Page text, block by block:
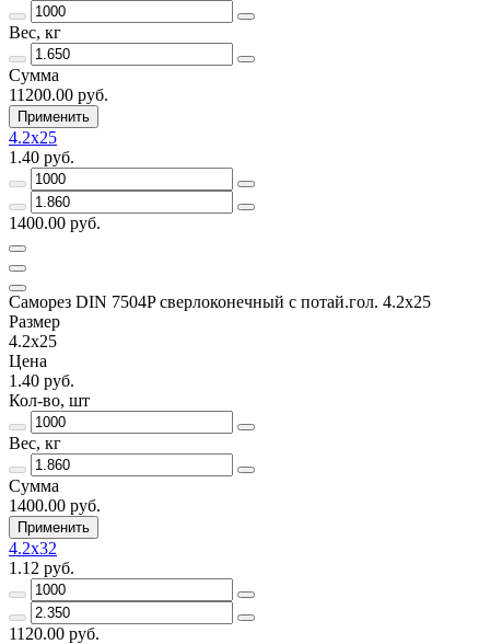
Вес, кг
Сумма
11200.00 руб.
Применить
4.2x25
1.40 руб.
1400.00 руб.
Саморез DIN 7504P сверлоконечный с потай.гол. 4.2x25
Размер
4.2x25
Цена
1.40 руб.
Кол-во, шт
Вес, кг
Сумма
1400.00 руб.
Применить
4.2x32
1.12 руб.
1120.00 руб.